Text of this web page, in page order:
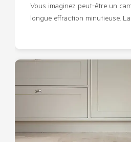
Vous imaginez peut-être un
longue effraction minutieuse.